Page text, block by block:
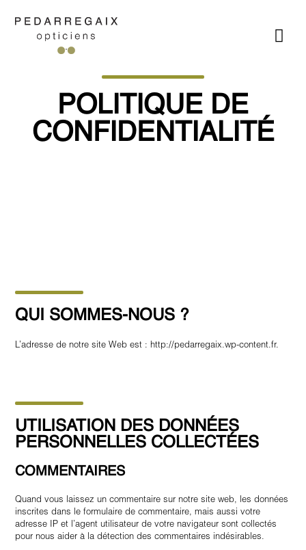
POLITIQUE DE
CONFIDENTIALITÉ
QUI SOMMES-NOUS ?
L’adresse de notre site Web est : http://pedarregaix.wp-content.fr.
UTILISATION DES DONNÉES
PERSONNELLES COLLECTÉES
COMMENTAIRES
Quand vous laissez un commentaire sur notre site web, les données
inscrites dans le formulaire de commentaire, mais aussi votre
adresse IP et l’agent utilisateur de votre navigateur sont collectés
pour nous aider à la détection des commentaires indésirables.